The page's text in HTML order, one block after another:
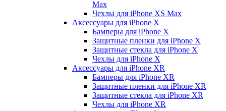
Max
Чехлы для iPhone XS Max
Аксессуары для iPhone X
Бамперы для iPhone X
Защитные пленки для iPhone X
Защитные стекла для iPhone X
Чехлы для iPhone X
Аксессуары для iPhone XR
Бамперы для iPhone XR
Защитные пленки для iPhone XR
Защитные стекла для iPhone XR
Чехлы для iPhone XR